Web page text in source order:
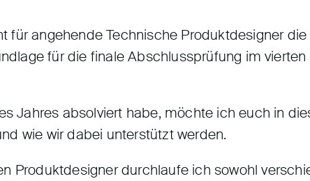
für angehende Technische Produktdesigner
für die finale Abschlussprüfung im
Jahres absolviert habe, möchte ich euch in
wie wir dabei unterstützt werden.
Produktdesigner durchlaufe ich sowohl